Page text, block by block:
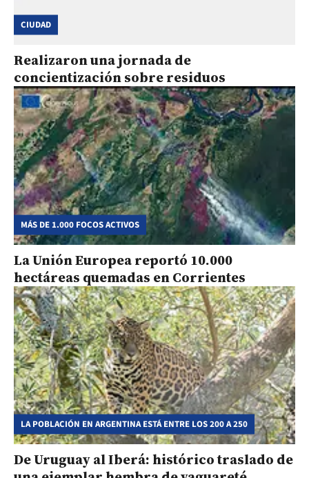
CIUDAD
Realizaron una jornada de
concientización sobre residuos
MÁS DE 1.000 FOCOS ACTIVOS
La Unión Europea reportó 10.000
hectáreas quemadas en Corrientes
LA POBLACIÓN EN ARGENTINA ESTÁ ENTRE LOS 200 A 250
De Uruguay al Iberá: histórico traslado de